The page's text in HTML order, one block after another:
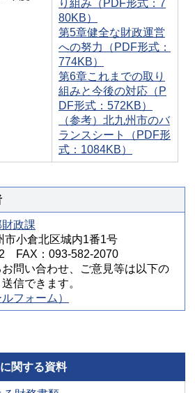
り組み（PDF形式：7
80KB）
第5章健全な財政運営
への努力（PDF形式：
774KB）
第6章これまでの取り
組みと今後の対応（P
DF形式：572KB）
（参考）北九州市のバ
ランスシート（PDF形
式：1084KB）
政課
小倉北区城内1番1号
FAX：093-582-2070
問い合わせ、ご意見等は以下の
信できます。
フォーム）
関する資料